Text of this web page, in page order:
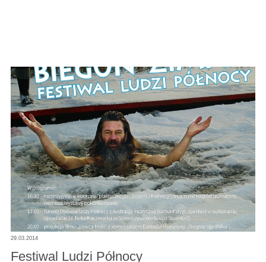
29.03.2014
Festiwal Ludzi Północy